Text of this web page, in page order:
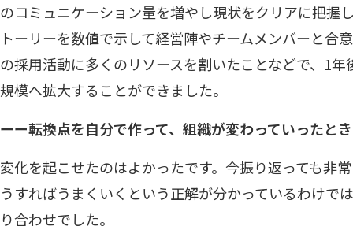
のコミュニケーション量を増やし現状をクリアに把握
トーリーを数値で示して経営陣やチームメンバーと合
の採用活動に多くのリソースを割いたことなどで、1
規模へ拡大することができました。
ーー転換点を自分で作って、組織が変わっていったと
変化を起こせたのはよかったです。今振り返っても非
うすればうまくいくという正解が分かっているわけで
り合わせでした。